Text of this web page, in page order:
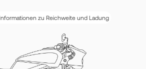
zu Reichweite und Ladung